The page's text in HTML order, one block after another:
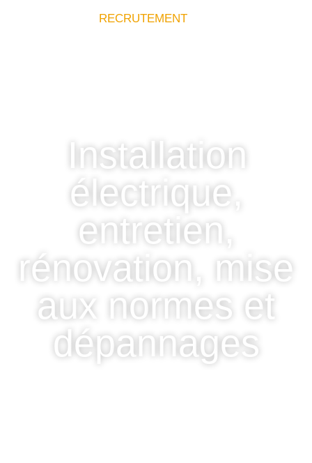
RECRUTEMENT
nsta ation
é lectr ique
entretien
rénovation m se
aux normes et
dépannages